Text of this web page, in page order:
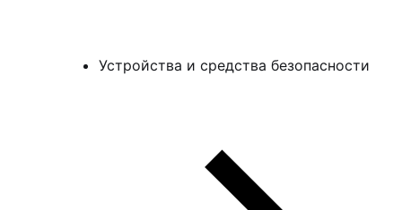
Устройства и средства безопасности